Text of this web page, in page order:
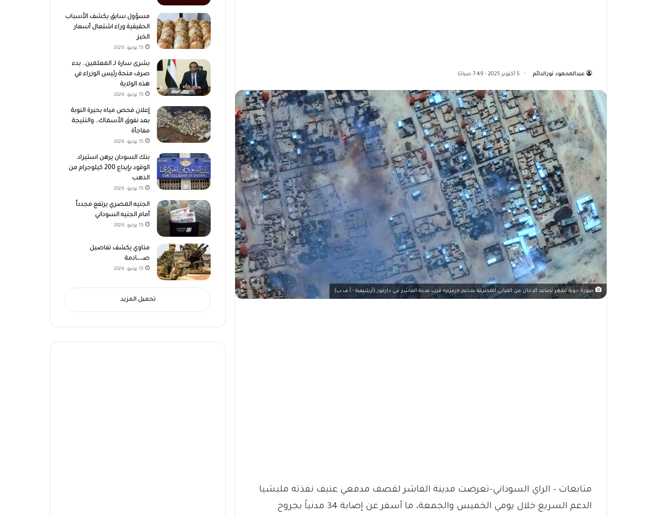
عبدالمحمود نورالدائم 5 أكتوبر 2025 - 7:49 صباحًا
صورة جوية تظهر تصاعد الدخان من المباني المحترقة بمخيم «زمزم» قرب مدينة الفاشر في دارفور (أرشيفية - أ.ف.ب)
متابعات – الراي السوداني-تعرضت مدينة الفاشر لقصف مدفعي عنيف نفذته مليشيا
الدعم السريع خلال يومي الخميس والجمعة، ما أسفر عن إصابة 34 مدنياً بجروح
مسؤول سابق يكشف الأسباب
الحقيقية وراء اشتعال أسعار
الخبز
15 يونيو، 2026
بشرى سارة لـ المعلمين.. بدء
صرف منحة رئيس الوزراء في
هذه الولاية
15 يونيو، 2026
إعلان فحص مياه بحيرة النوبة
بعد نفوق الأسماك.. والنتيجة
مفاجأة
15 يونيو، 2026
بنك السودان يرهن استيراد
الوقود بإيداع 200 كيلوجرام من
الذهب
15 يونيو، 2026
الجنيه المصري يرتفع مجدداً
أمام الجنيه السوداني
15 يونيو، 2026
مناوي يكشف تفاصيل
صـ،،ـادمة
15 يونيو، 2026
تحميل المزيد